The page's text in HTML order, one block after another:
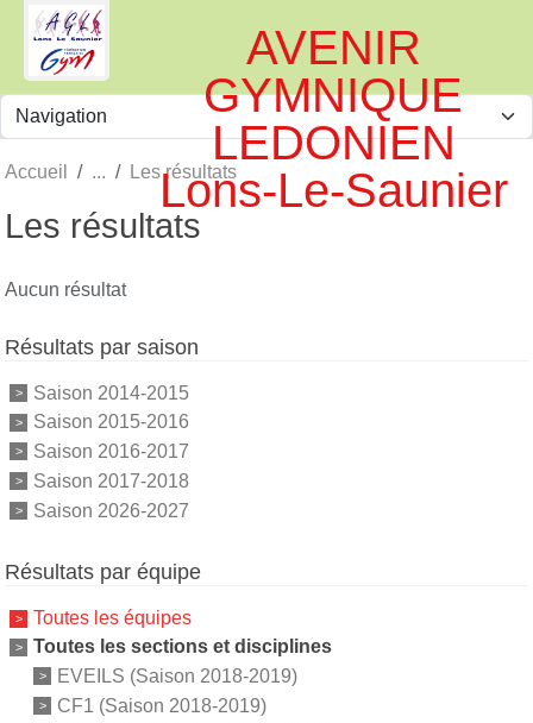
AVENIR
GYMNIQUE
LEDONIEN
Lons-Le-Saunier
Accueil Les résultats
Les résultats
Aucun résultat
Résultats par saison
Saison 2014-2015
Saison 2015-2016
Saison 2016-2017
Saison 2017-2018
Saison 2026-2027
Résultats par équipe
Toutes les équipes
Toutes les sections et disciplines
EVEILS (Saison 2018-2019)
CF1 (Saison 2018-2019)
Panneau de gestion des cookies